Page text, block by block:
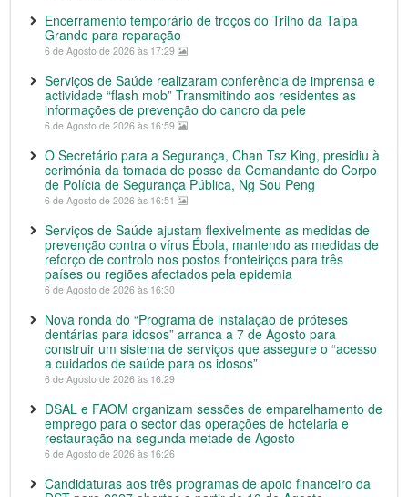
Encerramento temporário de troços do Trilho da Taipa
Grande para reparação
6 de Agosto de 2026 às 17:29
Serviços de Saúde realizaram conferência de imprensa e
actividade “flash mob” Transmitindo aos residentes as
informações de prevenção do cancro da pele
6 de Agosto de 2026 às 16:59
O Secretário para a Segurança, Chan Tsz King, presidiu à
cerimónia da tomada de posse da Comandante do Corpo
de Polícia de Segurança Pública, Ng Sou Peng
6 de Agosto de 2026 às 16:51
Serviços de Saúde ajustam flexivelmente as medidas de
prevenção contra o vírus Ébola, mantendo as medidas de
reforço de controlo nos postos fronteiriços para três
países ou regiões afectados pela epidemia
6 de Agosto de 2026 às 16:30
Nova ronda do “Programa de instalação de próteses
dentárias para idosos” arranca a 7 de Agosto para
construir um sistema de serviços que assegure o “acesso
a cuidados de saúde para os idosos”
6 de Agosto de 2026 às 16:29
DSAL e FAOM organizam sessões de emparelhamento de
emprego para o sector das operações de hotelaria e
restauração na segunda metade de Agosto
6 de Agosto de 2026 às 16:26
Candidaturas aos três programas de apoio financeiro da